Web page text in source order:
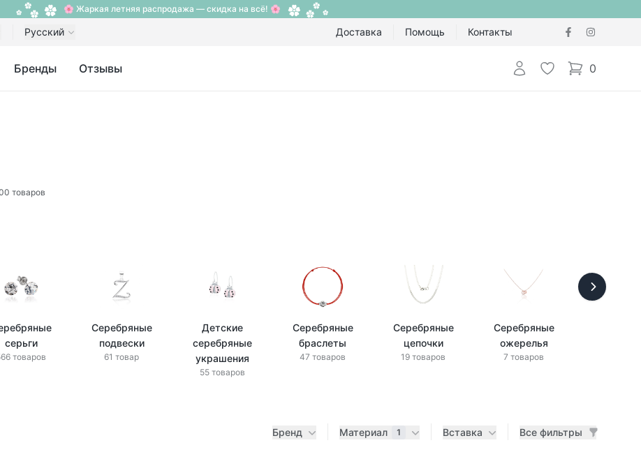
🌸 Жаркая летняя распродажа — скидка на всё! 🌸
Русский Доставка Помощь Контакты
Бренды Отзывы Авторизоваться
Избранное
0
items in cart,
товаров
серьги
товаров
Серебряные
подвески
61 товар
Детские
серебряные
украшения
55 товаров
Серебряные
браслеты
47 товаров
Серебряные
цепочки
19 товаров
Серебряные
ожерелья
7 товаров
Бренд Материал 1 Вставка Все фильтры